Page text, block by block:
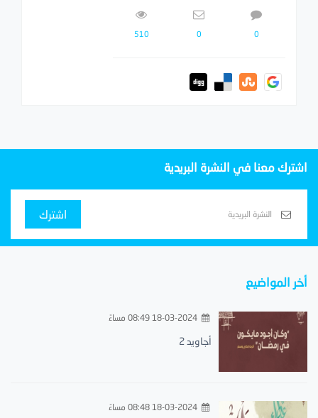
0
0
510
اشترك معنا في النشرة البريدية
اشترك
أخر المواضيع
18-03-2024 08:49 مساءً
أجاويد 2
18-03-2024 08:48 مساءً